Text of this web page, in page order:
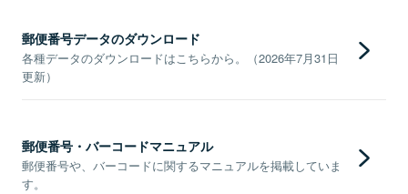
郵便番号データのダウンロード
各種データのダウンロードはこちらから。（2026年7月31日
更新）
郵便番号・バーコードマニュアル
郵便番号や、バーコードに関するマニュアルを掲載していま
す。